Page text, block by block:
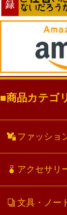
商品カテゴ
ファッショ
アクセサリ
文具・ノー